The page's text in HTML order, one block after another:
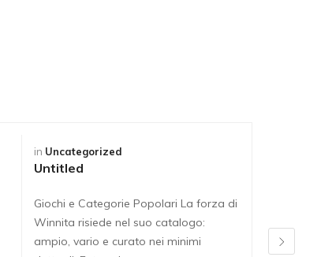
in Uncategorized
Untitled
Giochi e Categorie Popolari La forza di
Winnita risiede nel suo catalogo:
ampio, vario e curato nei minimi
ampio,